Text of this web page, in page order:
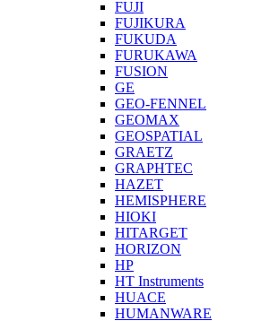
FUJI
FUJIKURA
FUKUDA
FURUKAWA
FUSION
GE
GEO-FENNEL
GEOMAX
GEOSPATIAL
GRAETZ
GRAPHTEC
HAZET
HEMISPHERE
HIOKI
HITARGET
HORIZON
HP
HT Instruments
HUACE
HUMANWARE